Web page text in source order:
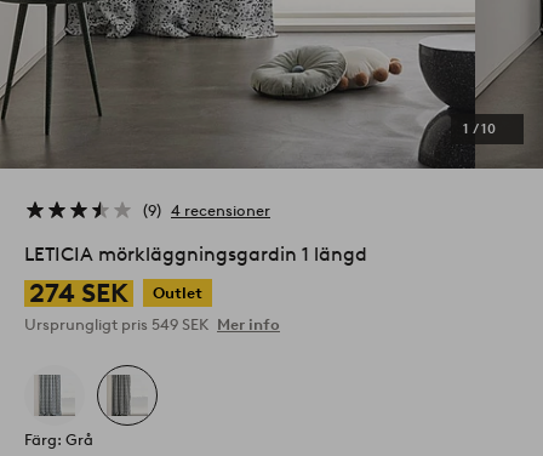
1 /10
9 4 recensioner
LETICIA mörkläggningsgardin 1 längd
274 SEK
Outlet
Ursprungligt pris 549 SEK Mer info
Färg: Grå